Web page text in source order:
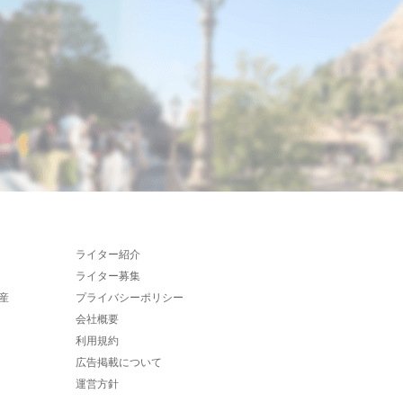
ライター紹介
ライター募集
プライバシーポリシー
会社概要
利用規約
広告掲載について
運営方針